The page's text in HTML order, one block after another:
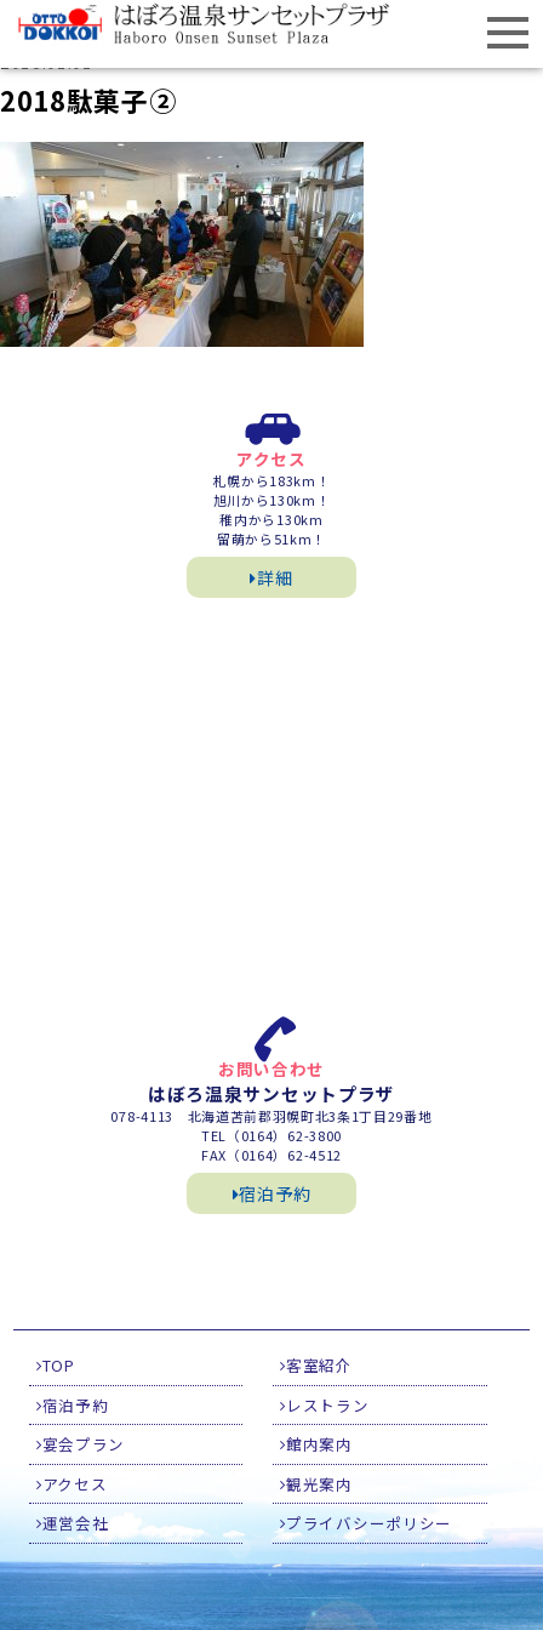
2018駄菓子②
アクセス
札幌から183km！
旭川から130km！
稚内から130km
留萌から51km！
詳細
お問い合わせ
はぼろ温泉サンセットプラザ
078-4113 北海道苫前郡羽幌町北3条1丁目29番地
TEL（0164）62-3800
FAX（0164）62-4512
宿泊予約
TOP
客室紹介
宿泊予約
レストラン
宴会プラン
館内案内
アクセス
観光案内
運営会社
プライバシーポリシー